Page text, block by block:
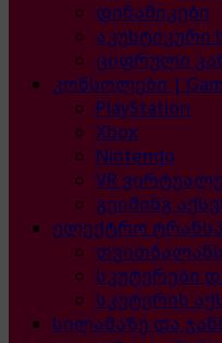
დინამიკები
აკუსტიკური
ციფრული
კონსოლები |
PlayStation
Xbox
Nintendo
VR
გეიმინგ
ელექტრო
სკუტერები
სკუტერის
სილამაზე და